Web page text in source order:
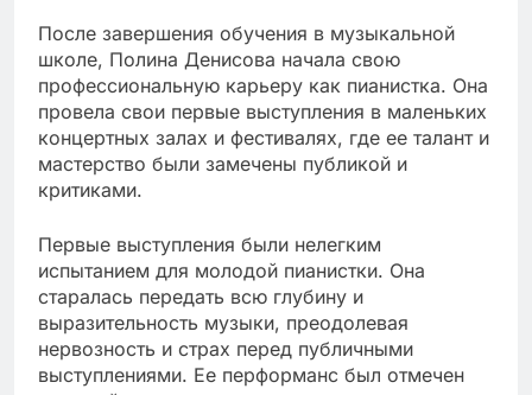
После завершения обучения в музыкальной
школе, Полина Денисова начала свою
профессиональную карьеру как пианистка. Она
провела свои первые выступления в маленьких
концертных залах и фестивалях, где ее талант и
мастерство были замечены публикой и
критиками.
Первые выступления были нелегким
испытанием для молодой пианистки. Она
старалась передать всю глубину и
выразительность музыки, преодолевая
нервозность и страх перед публичными
выступлениями. Ее перформанс был отмечен